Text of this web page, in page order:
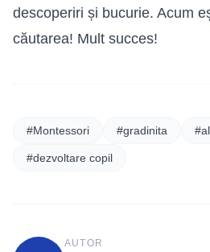
descoperiri și bucurie. Acum
căutarea! Mult succes!
#Montessori #gradinita
#dezvoltare copil
AUTOR